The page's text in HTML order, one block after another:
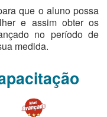
que o aluno possa
e assim obter os
no período de
medida.